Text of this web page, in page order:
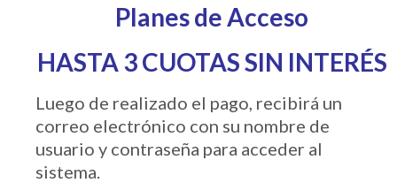
Planes de Acceso
HASTA 3 CUOTAS SIN INTERÉS
Luego de realizado el pago, recibirá un
correo electrónico con su nombre de
usuario y contraseña para acceder al
sistema.